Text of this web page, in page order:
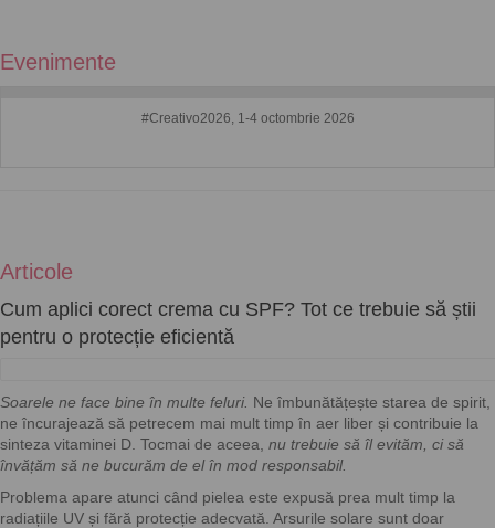
Evenimente
#Creativo2026, 1-4 octombrie 2026
Articole
Cum aplici corect crema cu SPF? Tot ce trebuie să știi
pentru o protecție eficientă
Soarele ne face bine în multe feluri. Ne îmbunătățește starea de spirit,
ne încurajează să petrecem mai mult timp în aer liber și contribuie la
sinteza vitaminei D. Tocmai de aceea, nu trebuie să îl evităm, ci să
învățăm să ne bucurăm de el în mod responsabil.
Problema apare atunci când pielea este expusă prea mult timp la
radiațiile UV și fără protecție adecvată. Arsurile solare sunt doar